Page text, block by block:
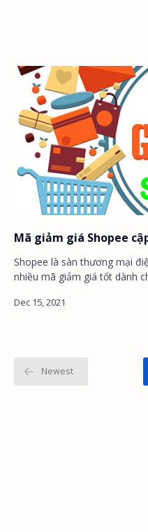
Mã giảm giá Shopee
Shopee là sàn thương mại
nhiều mã giảm giá tốt dành